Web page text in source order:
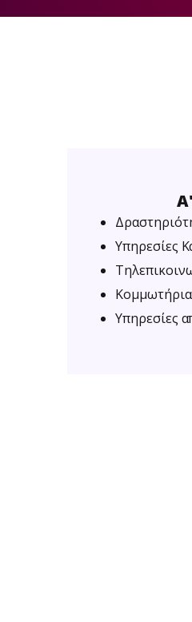
Υπηρεσίες
Υπηρεσίες